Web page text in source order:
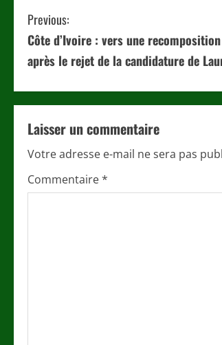
C
o
t
i
n
u
Previous:
Côte d’Ivoire : vers une
après le rejet de la candidature de
Laisser un commentaire
Votre adresse e-mail ne sera pas
Commentaire*